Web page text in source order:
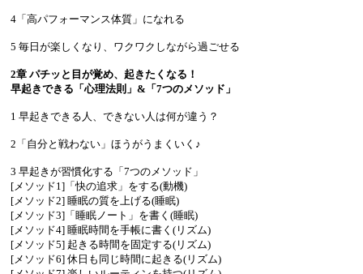
4「高パフォーマンス体質」になれる
5 毎日が楽しくなり、ワクワクしながら過ごせる
2章 パチッと目が覚め、起きたくなる！
早起きできる「心理法則」&「7つのメソッド」
1 早起きできる人、できない人は何が違う？
2「自分と戦わない」ほうがうまくいく♪
3 早起きが習慣化する「7つのメソッド」
[メソッド1]「快の追求」をする(動機)
[メソッド2] 睡眠の質を上げる(睡眠)
[メソッド3]「睡眠ノート」を書く(睡眠)
[メソッド4] 睡眠時間を手帳に書く(リズム)
[メソッド5] 起きる時間を固定する(リズム)
[メソッド6] 休日も同じ時間に起きる(リズム)